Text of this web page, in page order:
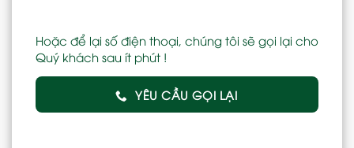
Hoặc để lại số điện thoại, chúng tôi sẽ gọi lại cho
Quý khách sau ít phút !
YÊU CẦU GỌI LẠI